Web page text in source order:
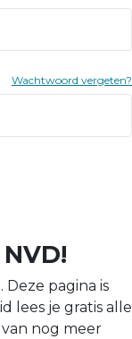
Wachtwoord vergeten?
pagina is
lees je gratis alle
nog meer